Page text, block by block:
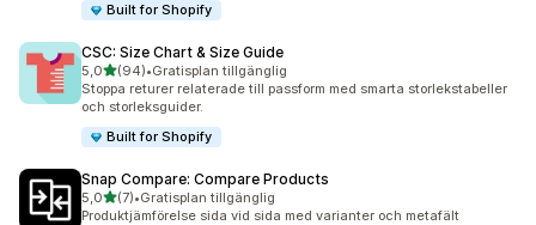
Built for Shopify
CSC: Size Chart & Size Guide
5,0av 5 stjärnor
(94)
94 recensioner totalt
•Gratisplan tillgänglig
Stoppa returer relaterade till passform med smarta storlekstabeller
och storleksguider.
Built for Shopify
Snap Compare: Compare Products
5,0av 5 stjärnor
(7)
7 recensioner totalt
•Gratisplan tillgänglig
Produktjämförelse sida vid sida med varianter och metafält